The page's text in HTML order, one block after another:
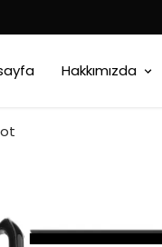
Hakkımızda